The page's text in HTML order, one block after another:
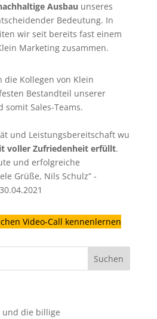
Ausbau unseres
Bedeutung. In
wir seit bereits fast einem
Marketing zusammen.
Kollegen von Klein
Bestandteil unserer
somit Sales-Teams.
und Leistungsbereitschaft wu
voller Zufriedenheit erfüllt.
und erfolgreiche
Grüße, Nils Schulz” -
Video-Call kennenlernen
und die billige